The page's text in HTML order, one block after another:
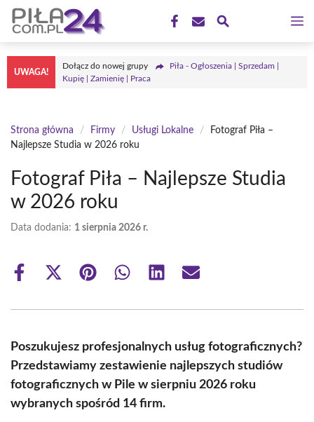
Przejdź
treści
UWAGA!
Dołącz do nowej grupy
Piła - Ogłoszenia | Sprzedam |
Kupię | Zamienię | Praca
Strona główna / Firmy / Usługi Lokalne /
Fotograf Piła –
Najlepsze Studia w 2026 roku
Fotograf Piła – Najlepsze Studia
w 2026 roku
Data dodania: 1 sierpnia 2026 r.
Share
Share
(Twitter)
Share Share Share Share
Poszukujesz profesjonalnych usług fotograficznych?
Przedstawiamy zestawienie najlepszych studiów
fotograficznych w Pile w sierpniu 2026 roku
wybranych spośród 14 firm.